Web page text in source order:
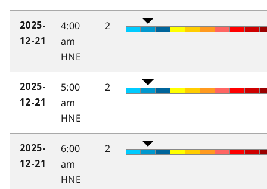
2025-
12-21
4:00
am
HNE
2
2025-
12-21
5:00
am
HNE
2
2025-
12-21
6:00
am
HNE
2